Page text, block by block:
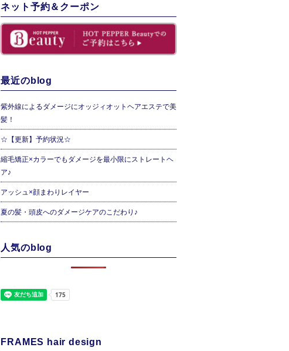
ネット予約＆クーポン
最近のblog
紫外線によるダメージにオッジィオットヘアエステで美
髪！
☆【更新】予約状況☆
縮毛矯正×カラーでもダメージを最小限にストレートヘ
ア♪
アッシュ×顔まわりレイヤー
夏の髪・頭皮へのダメージケアのこだわり♪
人気のblog
FRAMES hair design